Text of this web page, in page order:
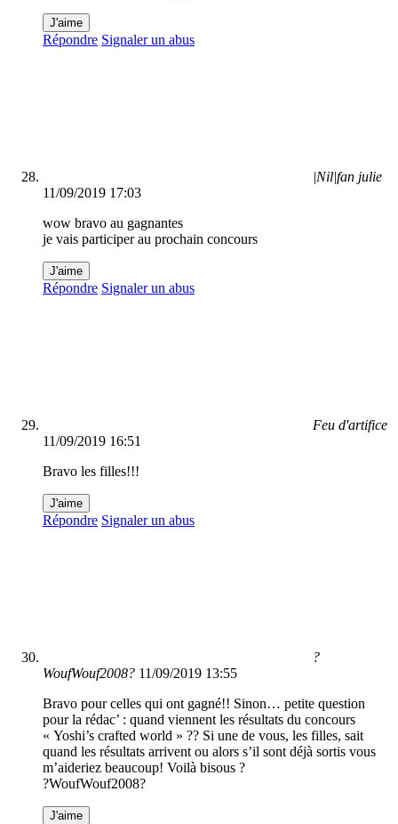
J'aime
Répondre Signaler un abus
|Nil|fan julie
11/09/2019 17:03
wow bravo au gagnantes
je vais participer au prochain concours
J'aime
Répondre Signaler un abus
Feu d'artifice
11/09/2019 16:51
Bravo les filles!!!
J'aime
Répondre Signaler un abus
?
WoufWouf2008? 11/09/2019 13:55
Bravo pour celles qui ont gagné!! Sinon… petite question
pour la rédac’ : quand viennent les résultats du concours
« Yoshi’s crafted world » ?? Si une de vous, les filles, sait
quand les résultats arrivent ou alors s’il sont déjà sortis vous
m’aideriez beaucoup! Voilà bisous ?
?WoufWouf2008?
J'aime